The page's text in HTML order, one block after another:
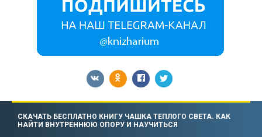
СКАЧАТЬ БЕСПЛАТНО КНИГУ ЧАШКА ТЕПЛОГО СВЕТА. КАК
НАЙТИ ВНУТРЕННЮЮ ОПОРУ И НАУЧИТЬСЯ